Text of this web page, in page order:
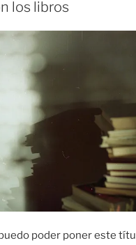
los libros
poder poner este